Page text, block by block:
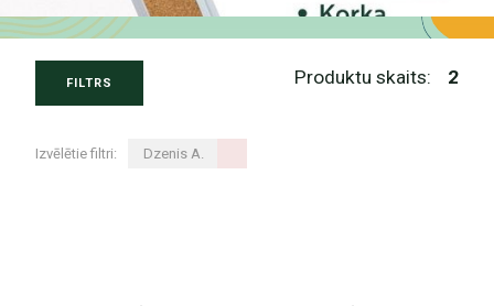
FILTRS Produktu skaits: 2
Izvēlētie filtri: Dzenis A.